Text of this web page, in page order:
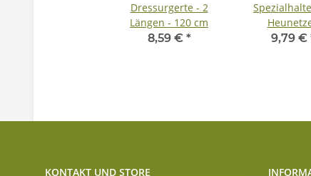
Dressurgerte - 2
Längen - 120 cm
8,59 € * 9,79 €
KONTAKT UND STORE